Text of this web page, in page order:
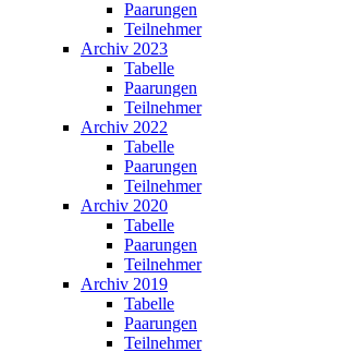
Paarungen
Teilnehmer
Archiv 2023
Tabelle
Paarungen
Teilnehmer
Archiv 2022
Tabelle
Paarungen
Teilnehmer
Archiv 2020
Tabelle
Paarungen
Teilnehmer
Archiv 2019
Tabelle
Paarungen
Teilnehmer